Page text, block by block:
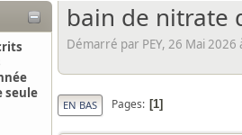
seule
bain de nitrate
Démarré par PEY, 26 Mai 2026
EN BAS Pages 1